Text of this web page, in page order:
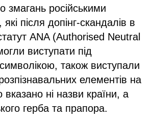
російськими
після допінг-скандалів в
ANA (Authorised Neutral
виступати під
також виступали
елементів на
ні назви країни, а
герба та прапора.